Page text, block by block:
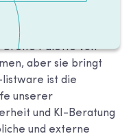
breite Palette von
aber sie bringt
listware ist die
unserer
und KI-Beratung
und externe